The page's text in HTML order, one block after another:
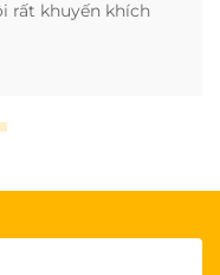
rất khuyến khích